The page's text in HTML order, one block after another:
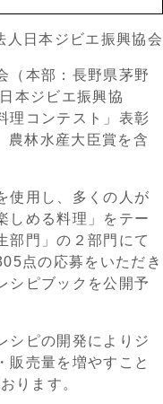
人日本ジビエ振興協会
（本部：長野県茅野
本ジビエ振興協
理コンテスト」表彰
農林水産大臣賞を含
使用し、多くの人が
しめる料理」をテー
部門」の２部門にて
点の応募をいただき
シピブックを公開予
シピの開発によりジ
販売量を増やすこと
ります。